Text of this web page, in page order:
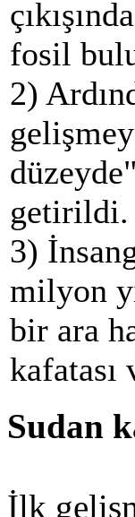
fosil
2)
getirildi.
3)
milyon
bir ara
Sudan
İlk